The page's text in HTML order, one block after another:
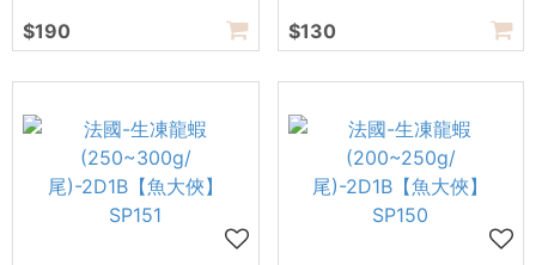
$190 $130